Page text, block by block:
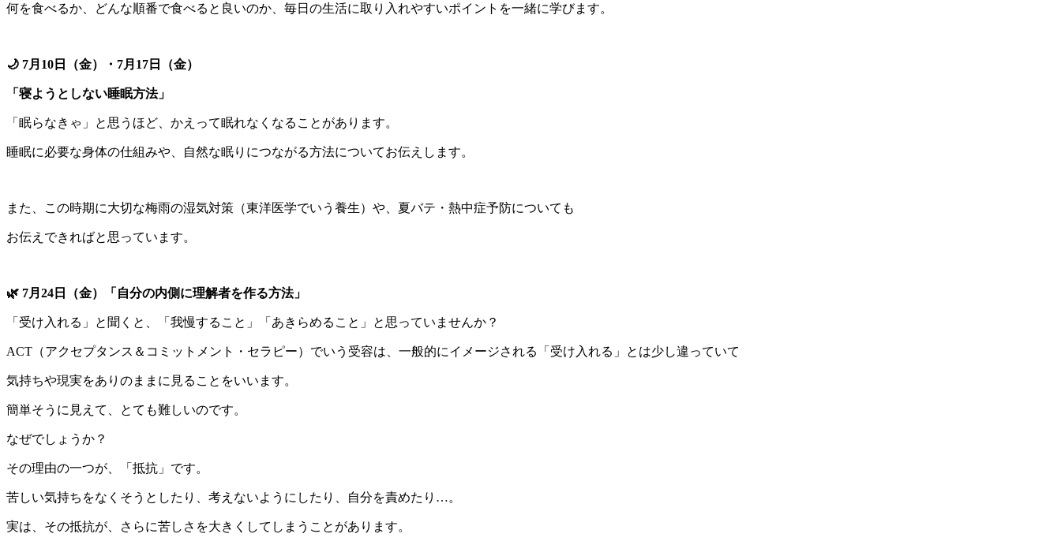
何を食べるか、どんな順番で食べると良いのか、毎日の生活に取り入れやすいポイントを一緒に学びます。
🌙 7月10日（金）・7月17日（金）
「寝ようとしない睡眠方法」
「眠らなきゃ」と思うほど、かえって眠れなくなることがあります。
睡眠に必要な身体の仕組みや、自然な眠りにつながる方法についてお伝えします。
また、この時期に大切な梅雨の湿気対策（東洋医学でいう養生）や、夏バテ・熱中症予防についても
お伝えできればと思っています。
🌿 7月24日（金） 「自分の内側に理解者を作る方法」
「受け入れる」と聞くと、「我慢すること」「あきらめること」と思っていませんか？
ACT（アクセプタンス＆コミットメント・セラピー）でいう受容は、一般的にイメージされる「受け入れる」とは少し違っていて
気持ちや現実をありのままに見ることをいいます。
簡単そうに見えて、とても難しいのです。
なぜでしょうか？
その理由の一つが、「抵抗」です。
苦しい気持ちをなくそうとしたり、考えないようにしたり、自分を責めたり…。
実は、その抵抗が、さらに苦しさを大きくしてしまうことがあります。